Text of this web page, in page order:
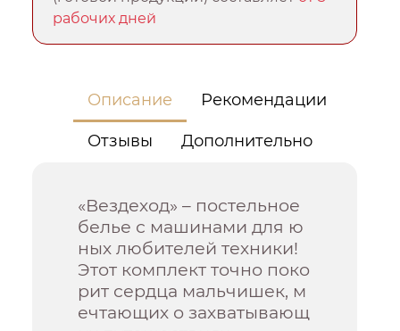
рабочих дней
Описание Рекомендации
Отзывы Дополнительно
«Вездеход» – постельное
белье с машинами для ю
ных любителей техники!
Этот комплект точно поко
рит сердца мальчишек, м
ечтающих о захватывающ